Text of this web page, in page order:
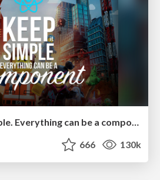
ReactJS: Keep Simple. Everything can be a component!
666 130k